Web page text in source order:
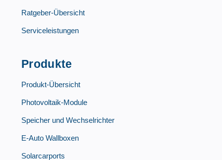
Produkte
Produkt-Übersicht
Photovoltaik-Module
Speicher und Wechselrichter
E-Auto Wallboxen
Solarcarports
Ratgeber-Übersicht
Serviceleistungen